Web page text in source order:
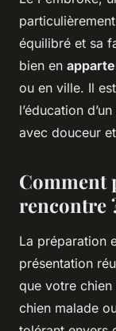
équilibré et sa
bien en
ou en ville. Il
l’éducation
avec douceur
Comment
rencontre
La préparation
présentation
que votre
chien malade